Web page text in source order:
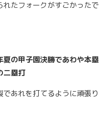
たフォークがすごかったで
の甲子園決勝であわや本塁
二塁打
あれを打てるように頑張り